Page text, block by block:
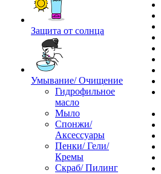
Защита от солнца
Умывание/ Очищение
Гидрофильное
масло
Мыло
Спонжи/
Аксессуары
Пенки/ Гели/
Кремы
Скраб/ Пилинг